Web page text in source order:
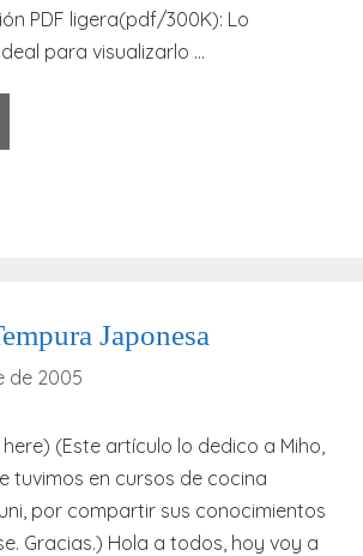
PDF ligera(pdf/300K): Lo
para visualizarlo …
Japonesa
de 2005
(Este artículo lo dedico a Miho,
tuvimos en cursos de cocina
por compartir sus conocimientos
Gracias.) Hola a todos, hoy voy a